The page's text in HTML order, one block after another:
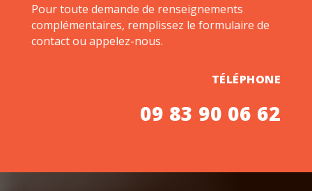
Pour toute demande de renseignements
complémentaires, remplissez le formulaire de
contact ou appelez-nous.
TÉLÉPHONE
09 83 90 06 62